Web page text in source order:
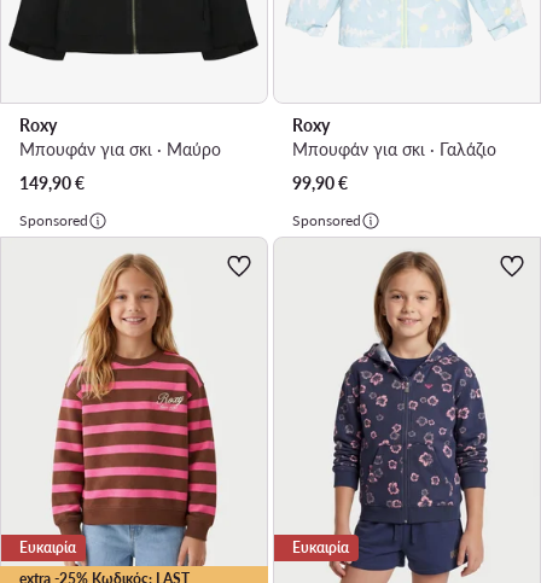
Roxy
Μπουφάν για σκι · Μαύρο
149,90€
Roxy
Μπουφάν για σκι · Γαλάζιο
99,90€
Sponsored
extra -25% Κωδικός: LAST
Ευκαιρία
Sponsored
Ευκαιρία